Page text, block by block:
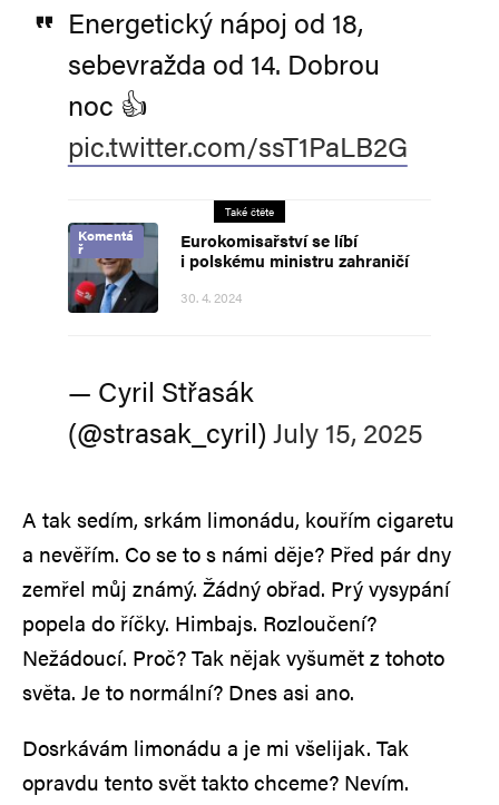
Energetický nápoj od 18,
sebevražda od 14. Dobrou
noc 👍
pic.twitter.com/ssT1PaLB2G
Také čtěte
Komentá
ř
Eurokomisařství se líbí
i polskému ministru zahraničí
30. 4. 2024
— Cyril Střasák
(@strasak_cyril) July 15, 2025
A tak sedím, srkám limonádu, kouřím cigaretu
a nevěřím. Co se to s námi děje? Před pár dny
zemřel můj známý. Žádný obřad. Prý vysypání
popela do říčky. Himbajs. Rozloučení?
Nežádoucí. Proč? Tak nějak vyšumět z tohoto
světa. Je to normální? Dnes asi ano.
Dosrkávám limonádu a je mi všelijak. Tak
opravdu tento svět takto chceme? Nevím.